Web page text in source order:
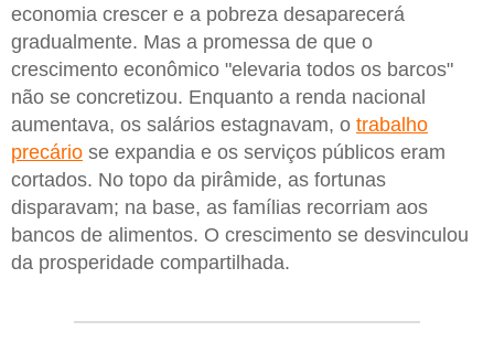
economia crescer e a pobreza desaparecerá
gradualmente. Mas a promessa de que o
crescimento econômico "elevaria todos os barcos"
não se concretizou. Enquanto a renda nacional
aumentava, os salários estagnavam, o trabalho
precário se expandia e os serviços públicos eram
cortados. No topo da pirâmide, as fortunas
disparavam; na base, as famílias recorriam aos
bancos de alimentos. O crescimento se desvinculou
da prosperidade compartilhada.